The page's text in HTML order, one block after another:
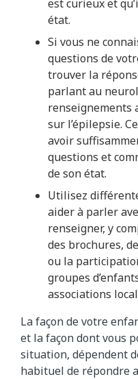
est curieux et
état.
Si vous ne
questions de
trouver la
parlant au
renseignements
sur l’épilepsie.
avoir
questions et
de son état.
Utilisez
aider à parler
renseigner, y
des brochures,
ou la
groupes
associations
La façon de votre
et la façon dont vous
situation, dépendent
habituel de répondre